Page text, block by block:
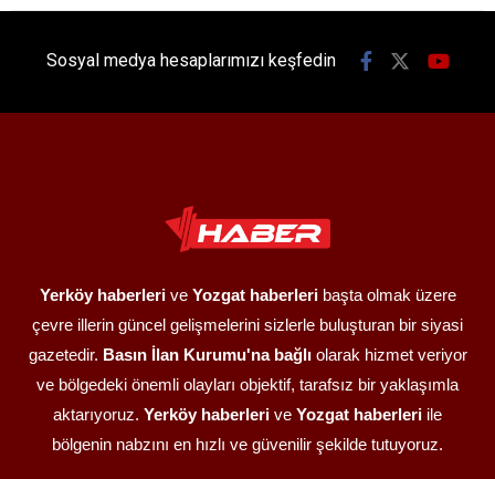
Sosyal medya hesaplarımızı keşfedin
Yerköy haberlerive Yozgat haberleribaşta olmak üzere
çevre illerin güncel gelişmelerini sizlerle buluşturan bir siyasi
gazetedir. Basın İlan Kurumu'na bağlıolarak hizmet veriyor
ve bölgedeki önemli olayları objektif, tarafsız bir yaklaşımla
aktarıyoruz. Yerköy haberleri ve Yozgat haberleri ile
bölgenin nabzını en hızlı ve güvenilir şekilde tutuyoruz.